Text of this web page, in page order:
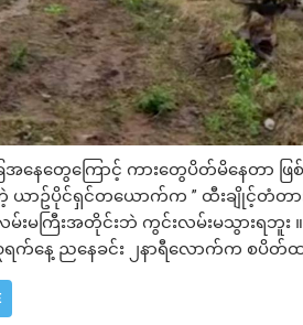
နေတွေကြောင့် ကားတွေပိတ်မိနေတာ ဖြ
ယာဥ်ပိုင်ရှင်တယောက်က ” ထီးချိုင့်တံ
မ်းမကြီးအတိုင်းဘဲ ကွင်းလမ်းမသွားရဘူ
က်နေ့ ညနေခင်း ၂နာရီလောက်က စပိတ်